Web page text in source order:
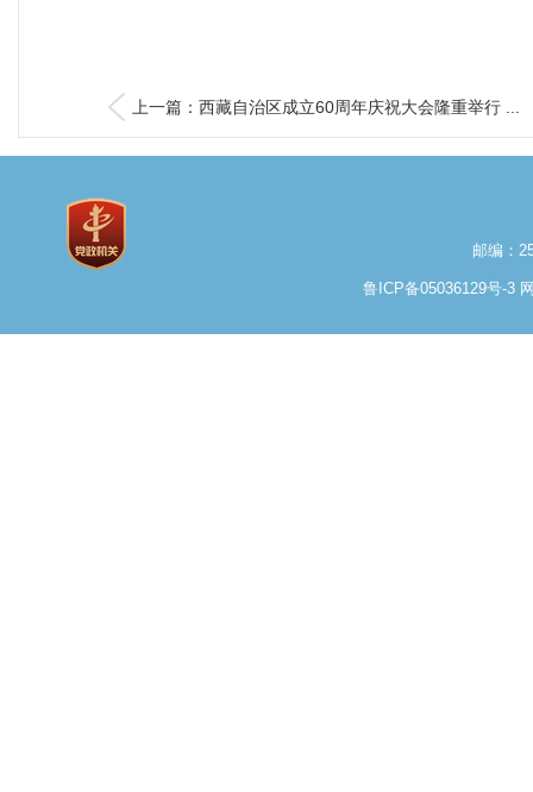
上一篇：西藏自治区成立60周年庆祝大会隆重举行 ...
邮编：
鲁ICP备05036129号-3